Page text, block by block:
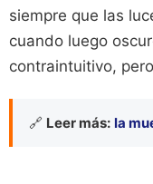
siempre que las
cuando luego
contraintuitivo,
🔗 Leer más: la